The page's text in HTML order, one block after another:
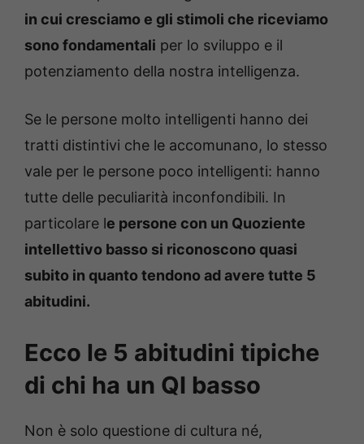
in cui cresciamo e gli stimoli che riceviamo
sono fondamentali per lo sviluppo e il
potenziamento della nostra intelligenza.
Se le persone molto intelligenti hanno dei
tratti distintivi che le accomunano, lo stesso
vale per le persone poco intelligenti: hanno
tutte delle peculiarità inconfondibili. In
particolare le persone con un Quoziente
intellettivo basso si riconoscono quasi
subito in quanto tendono ad avere tutte 5
abitudini.
Ecco le 5 abitudini tipiche
di chi ha un QI basso
Non è solo questione di cultura né,